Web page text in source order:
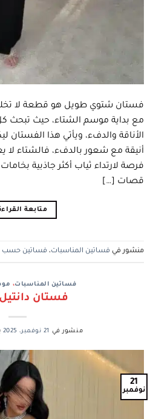
فستان شتوي طويل هو قطعة لا تخلو
مع بداية موسم الشتاء، حيث تبحث
الأناقة والدفء، ويأتي هذا الفستان
أنيقة مع شعور بالدفء، فالشتاء لا
فرصة لارتداء ثياب أكثر جاذبية
قصات […]
متابعة
منشور في فساتين المناسبات، فساتين حسب
فساتين المناسبات،
فستان
منشور في 21 نوفمبر، 2025
21
نوفمبر